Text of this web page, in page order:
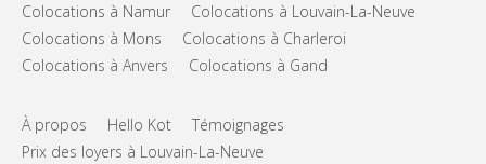
Colocations à Namur
Colocations à Louvain-La-Neuve
Colocations à Mons
Colocations à Charleroi
Colocations à Anvers
Colocations à Gand
À propos Hello Kot
Témoignages
Prix des loyers à Louvain-La-Neuve